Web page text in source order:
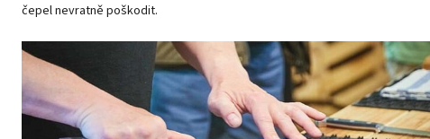
čepel nevratně poškodit.